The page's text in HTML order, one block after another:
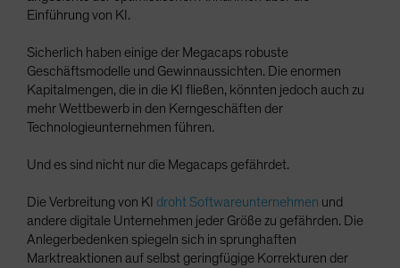
Einführung von KI.
Sicherlich haben einige der Megacaps robuste
Geschäftsmodelle und Gewinnaussichten. Die enormen
Kapitalmengen, die in die KI fließen, könnten jedoch auch zu
mehr Wettbewerb in den Kerngeschäften der
Technologieunternehmen führen.
Und es sind nicht nur die Megacaps gefährdet.
Die Verbreitung von KI droht Softwareunternehmen und
andere digitale Unternehmen jeder Größe zu gefährden. Die
Anlegerbedenken spiegeln sich in sprunghaften
Marktreaktionen auf selbst geringfügige Korrekturen der